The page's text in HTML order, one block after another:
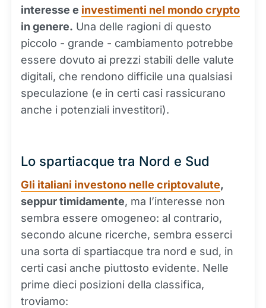
interesse e investimenti nel mondo crypto
in genere. Una delle ragioni di questo
piccolo - grande - cambiamento potrebbe
essere dovuto ai prezzi stabili delle valute
digitali, che rendono difficile una qualsiasi
speculazione (e in certi casi rassicurano
anche i potenziali investitori).
Lo spartiacque tra Nord e Sud
Gli italiani investono nelle criptovalute,
seppur timidamente, ma l’interesse non
sembra essere omogeneo: al contrario,
secondo alcune ricerche, sembra esserci
una sorta di spartiacque tra nord e sud, in
certi casi anche piuttosto evidente. Nelle
prime dieci posizioni della classifica,
troviamo: